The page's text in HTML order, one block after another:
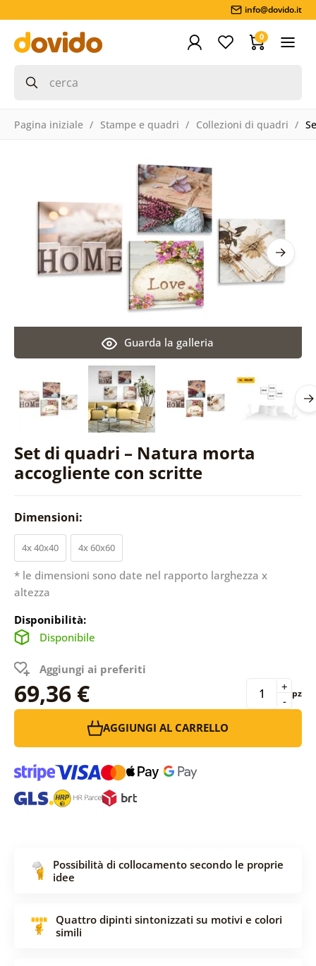
info@dovido.it
0
Pagina iniziale Stampe e quadri Collezioni di quadri
Set di quadri – Natura morta
accogliente con scritte
Guarda la galleria
Dimensioni:
4x 40x40 4x 60x60
* le dimensioni sono date nel rapporto larghezza x
altezza
Disponibilità:
Disponibile
Aggiungi ai preferiti
69,36 € -
+ pz
AGGIUNGI AL CARRELLO
Possibilità di collocamento secondo le proprie
idee
Quattro dipinti sintonizzati su motivi e colori
simili